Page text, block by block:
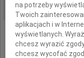
na potrzeby
Twoich
aplikacjach i w
wyświetlanych.
chcesz wyrazić
chcesz wycofać